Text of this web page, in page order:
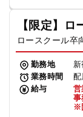
【限定】ロ
ロースクール卒
勤務地
業務時間
配
給与
営
事
※